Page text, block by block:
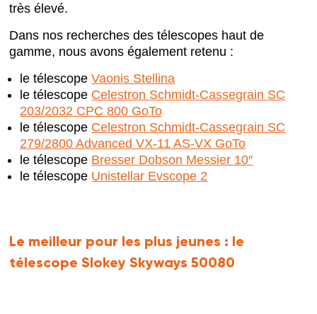
très élevé.
Dans nos recherches des télescopes haut de
gamme, nous avons également retenu :
le télescopeVaonis Stellina
le télescope Celestron Schmidt-Cassegrain SC
203/2032 CPC 800 GoTo
le télescope Celestron Schmidt-Cassegrain SC
279/2800 Advanced VX-11 AS-VX GoTo
le télescope Bresser Dobson Messier 10″
le télescope Unistellar Evscope 2
Le meilleur pour les plus jeunes : le
télescope Slokey Skyways 50080